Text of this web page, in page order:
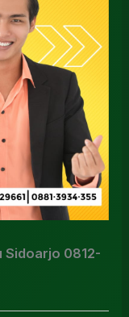
Sidoarjo 0812-